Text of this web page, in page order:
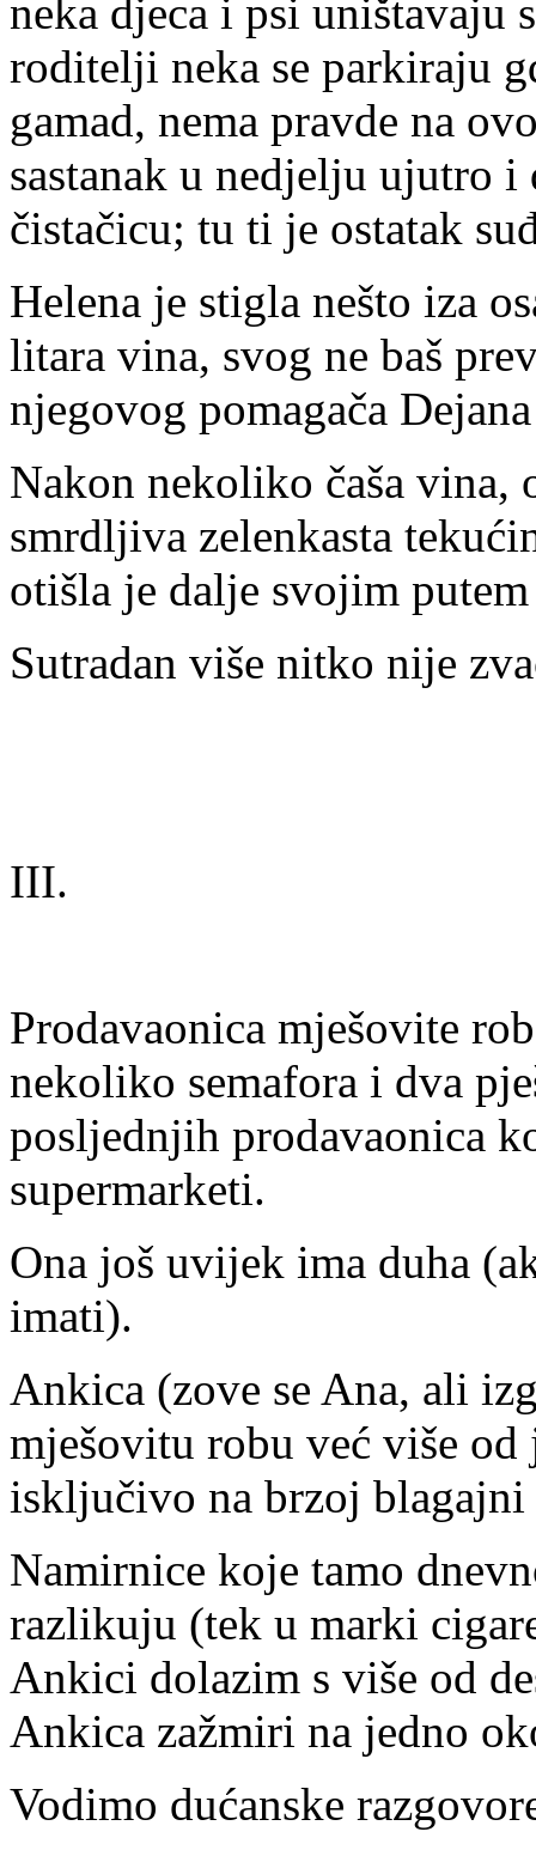
neka djeca i psi uništavaju
roditelji neka se parkiraju
gamad, nema pravde na
sastanak u nedjelju ujutro
čistačicu; tu ti je ostatak
Helena je stigla nešto iza
litara vina, svog ne baš
njegovog pomagača
Nakon nekoliko čaša
smrdljiva zelenkasta
otišla je dalje svojim
Sutradan više nitko nije
III.
Prodavaonica mješovite
nekoliko semafora i dva
posljednjih prodavaonica
supermarketi.
Ona još uvijek ima duha
imati).
Ankica (zove se Ana, ali
mješovitu robu već više od
isključivo na brzoj
Namirnice koje tamo
razlikuju (tek u marki
Ankici dolazim s više od
Ankica zažmiri na jedno
Vodimo dućanske